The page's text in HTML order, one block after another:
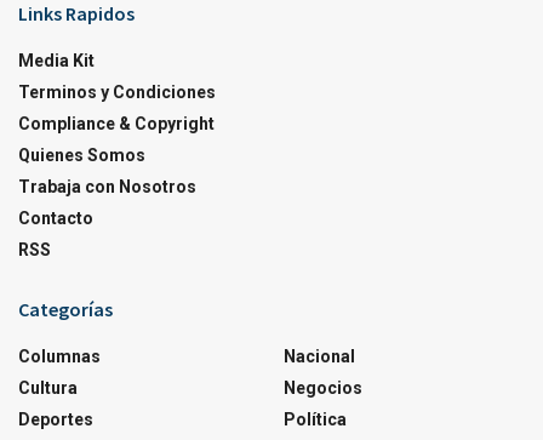
Links Rapidos
Media Kit
Terminos y Condiciones
Compliance & Copyright
Quienes Somos
Trabaja con Nosotros
Contacto
RSS
Categorías
Columnas
Cultura
Deportes
Nacional
Negocios
Política